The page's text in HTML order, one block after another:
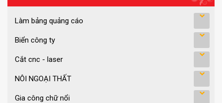
Làm bảng quảng cáo
Biển công ty
Cắt cnc - laser
NÔI NGOẠI THẤT
Gia công chữ nổi